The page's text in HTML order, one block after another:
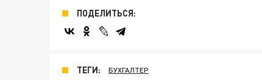
ПОДЕЛИТЬСЯ:
ТЕГИ: БУХГАЛТЕР